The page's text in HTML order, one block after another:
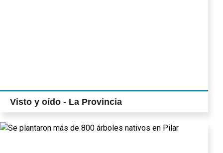
Visto y oído - La Provincia